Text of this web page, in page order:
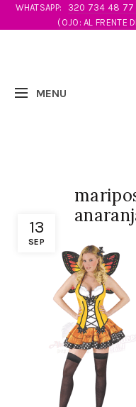
WHATSAPP:
320 734 48 77 /
(OJO: AL FRENTE
13
SEP